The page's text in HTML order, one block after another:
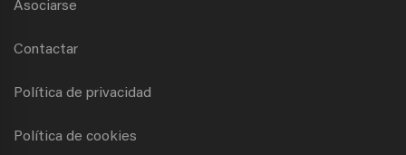
Asociarse
Contactar
Política de privacidad
Política de cookies